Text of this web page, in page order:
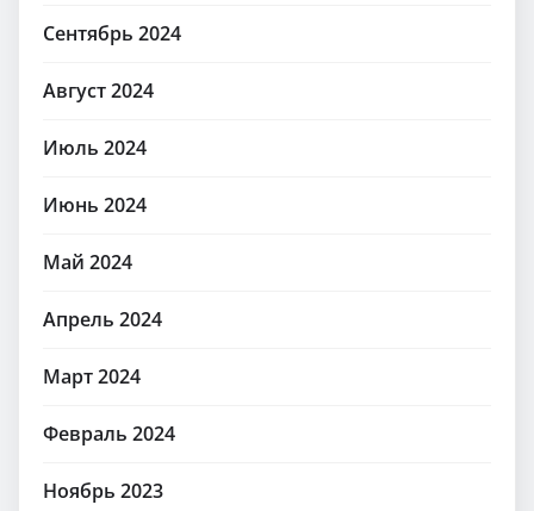
Сентябрь 2024
Август 2024
Июль 2024
Июнь 2024
Май 2024
Апрель 2024
Март 2024
Февраль 2024
Ноябрь 2023